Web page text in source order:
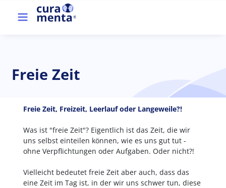
Direkt zum Inhalt
Top menu
Freie Zeit
Freie Zeit, Freizeit, Leerlauf oder Langeweile?!
Was ist "freie Zeit"? Eigentlich ist das Zeit, die wir
uns selbst einteilen können, wie es uns gut tut -
ohne Verpflichtungen oder Aufgaben. Oder nicht?!
Vielleicht bedeutet freie Zeit aber auch, dass das
eine Zeit im Tag ist, in der wir uns schwer tun, diese